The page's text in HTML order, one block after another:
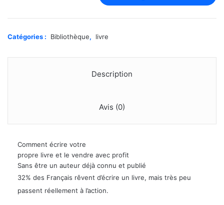
Catégories : Bibliothèque, livre
Description
Avis (0)
Comment écrire votre
propre livre et le vendre avec profit
Sans être un auteur déjà connu et publié
32% des Français rêvent d’écrire un livre, mais très peu
passent réellement à l’action.